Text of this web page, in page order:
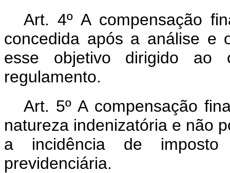
Art. 4º A compensação
concedida após a análise e
esse objetivo dirigido ao
regulamento.
Art. 5º A compensação
natureza indenizatória e não
a incidência de
previdenciária.